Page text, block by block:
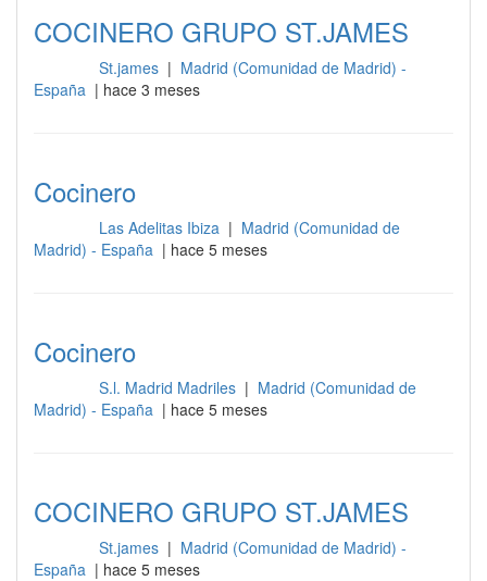
COCINERO GRUPO ST.JAMES
St.james | Madrid (Comunidad de Madrid) -
España | hace 3 meses
Cocinero
Las Adelitas Ibiza | Madrid (Comunidad de
Madrid) - España | hace 5 meses
Cocinero
S.l. Madrid Madriles | Madrid (Comunidad de
Madrid) - España | hace 5 meses
COCINERO GRUPO ST.JAMES
St.james | Madrid (Comunidad de Madrid) -
España | hace 5 meses